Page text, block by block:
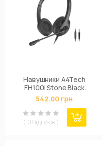
Навушники A4Tech
FH100i Stone Black
(4711421976909)
542.00 грн
( 0 Відгуків )